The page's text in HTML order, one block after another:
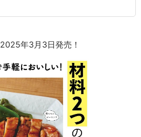
2025年3月3日発売！